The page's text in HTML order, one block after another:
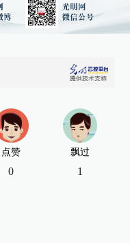
点赞
0
飘过
1